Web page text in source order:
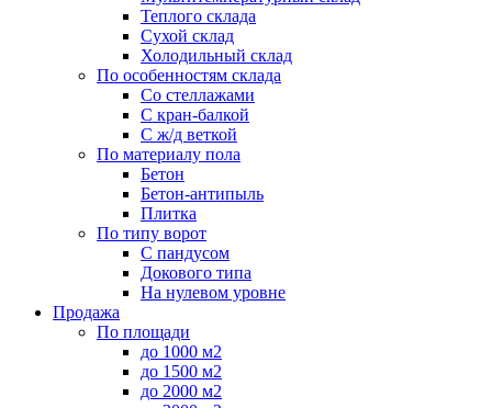
Теплого склада
Сухой склад
Холодильный склад
По особенностям склада
Со стеллажами
С кран-балкой
С ж/д веткой
По материалу пола
Бетон
Бетон-антипыль
Плитка
По типу ворот
С пандусом
Докового типа
На нулевом уровне
Продажа
По площади
до 1000 м2
до 1500 м2
до 2000 м2